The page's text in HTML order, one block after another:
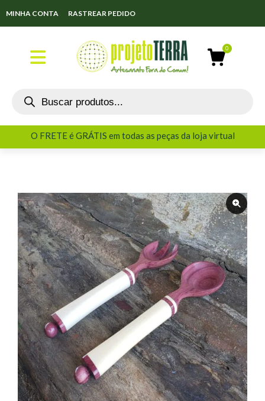
MINHA CONTA RASTREAR PEDIDO
O FRETE é GRÁTIS em todas as peças da loja virtual
O FRETE é GRÁTIS em todas as peças da loja virtual